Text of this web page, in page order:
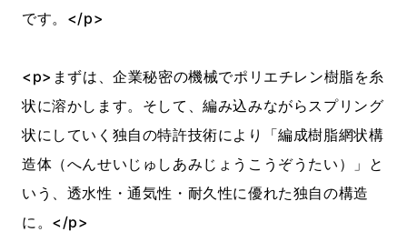
です。</p>
<p>まずは、企業秘密の機械でポリエチレン樹脂を糸
状に溶かします。そして、編み込みながらスプリング
状にしていく独自の特許技術により「編成樹脂網状構
造体（へんせいじゅしあみじょうこうぞうたい）」と
いう、透水性・通気性・耐久性に優れた独自の構造
に。</p>